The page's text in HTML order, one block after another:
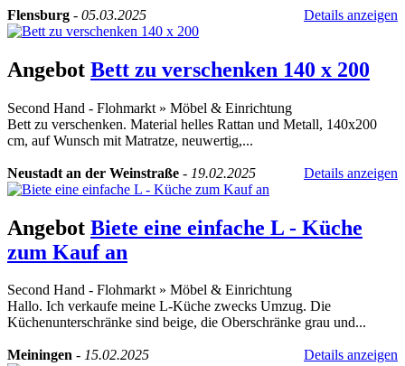
Flensburg - 05.03.2025 Details anzeigen
Angebot Bett zu verschenken 140 x 200
Second Hand - Flohmarkt » Möbel & Einrichtung
Bett zu verschenken. Material helles Rattan und Metall, 140x200
cm, auf Wunsch mit Matratze, neuwertig,...
Neustadt an der Weinstraße - 19.02.2025 Details anzeigen
Angebot Biete eine einfache L - Küche
zum Kauf an
Second Hand - Flohmarkt » Möbel & Einrichtung
Hallo. Ich verkaufe meine L-Küche zwecks Umzug. Die
Küchenunterschränke sind beige, die Oberschränke grau und...
Meiningen - 15.02.2025 Details anzeigen